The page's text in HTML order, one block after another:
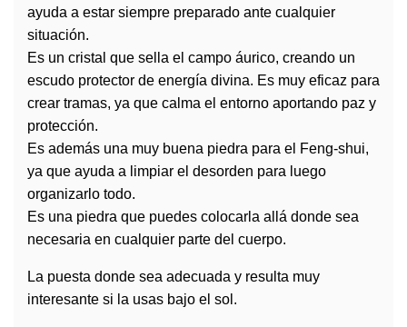
ayuda a estar siempre preparado ante cualquier
situación.
Es un cristal que sella el campo áurico, creando un
escudo protector de energía divina. Es muy eficaz para
crear tramas, ya que calma el entorno aportando paz y
protección.
Es además una muy buena piedra para el Feng-shui,
ya que ayuda a limpiar el desorden para luego
organizarlo todo.
Es una piedra que puedes colocarla allá donde sea
necesaria en cualquier parte del cuerpo.
La puesta donde sea adecuada y resulta muy
interesante si la usas bajo el sol.